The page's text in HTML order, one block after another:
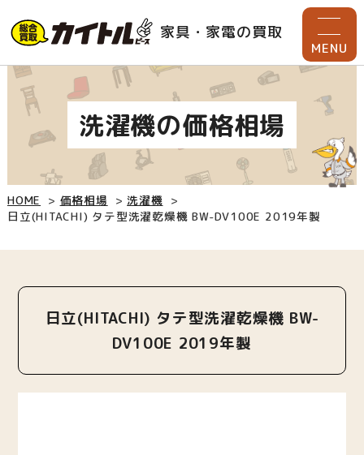
家具・家電の買取
MENU
洗濯機の価格相場
HOME 価格相場
洗濯機
日立(HITACHI) タテ型洗濯乾燥機 BW-DV100E 2019年製
日立(HITACHI) タテ型洗濯乾燥機 BW-
DV100E 2019年製